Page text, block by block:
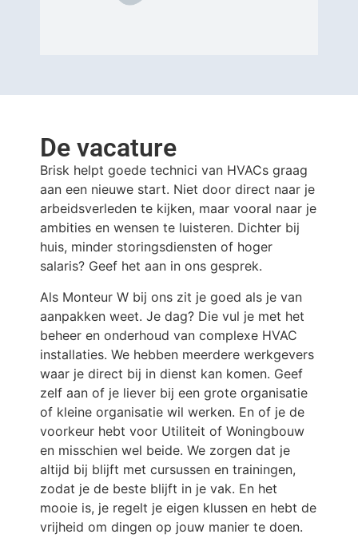
De vacature
Brisk helpt goede technici van HVACs graag
aan een nieuwe start. Niet door direct naar je
arbeidsverleden te kijken, maar vooral naar je
ambities en wensen te luisteren. Dichter bij
huis, minder storingsdiensten of hoger
salaris? Geef het aan in ons gesprek.
Als Monteur W bij ons zit je goed als je van
aanpakken weet. Je dag? Die vul je met het
beheer en onderhoud van complexe HVAC
installaties. We hebben meerdere werkgevers
waar je direct bij in dienst kan komen. Geef
zelf aan of je liever bij een grote organisatie
of kleine organisatie wil werken. En of je de
voorkeur hebt voor Utiliteit of Woningbouw
en misschien wel beide. We zorgen dat je
altijd bij blijft met cursussen en trainingen,
zodat je de beste blijft in je vak. En het
mooie is, je regelt je eigen klussen en hebt de
vrijheid om dingen op jouw manier te doen.